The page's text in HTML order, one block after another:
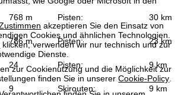
akzeptieren Sie den Einsatz von
Cookies und ähnlichen Technologien.
klicken, verwenden wir nur technisch und zur
Dienste.
zur Cookienutzung und die Möglichkeit zur
finden Sie in unsererCookie-Policy
768 m Pisten: 30 km
786 m Pisten: 23 km
24 Pisten: 9 km
9 Skirouten: 9 km